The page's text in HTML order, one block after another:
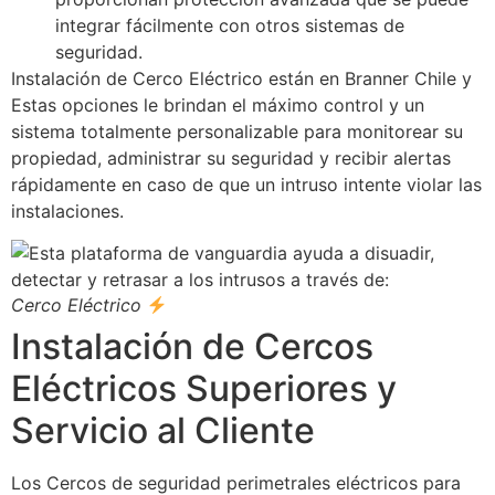
integrar fácilmente con otros sistemas de
seguridad.
Instalación de Cerco Eléctrico están en Branner Chile y
Estas opciones le brindan el máximo control y un
sistema totalmente personalizable para monitorear su
propiedad, administrar su seguridad y recibir alertas
rápidamente en caso de que un intruso intente violar las
instalaciones.
Cerco Eléctrico
Instalación de Cercos
Eléctricos Superiores y
Servicio al Cliente
Los Cercos de seguridad perimetrales eléctricos para